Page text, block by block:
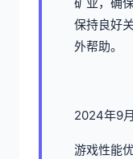
保持良好
外帮助。
2024年9月
游戏性能